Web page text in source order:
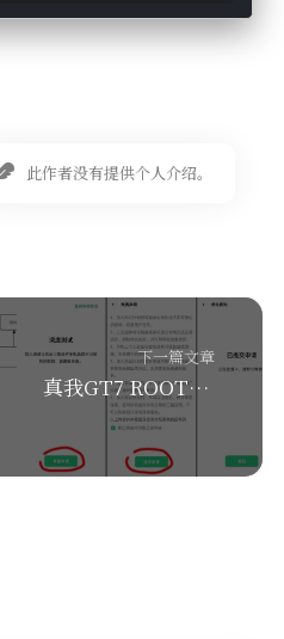
此作者没有提供个人介绍。
下一篇文章
真我GT7 ROOT教程